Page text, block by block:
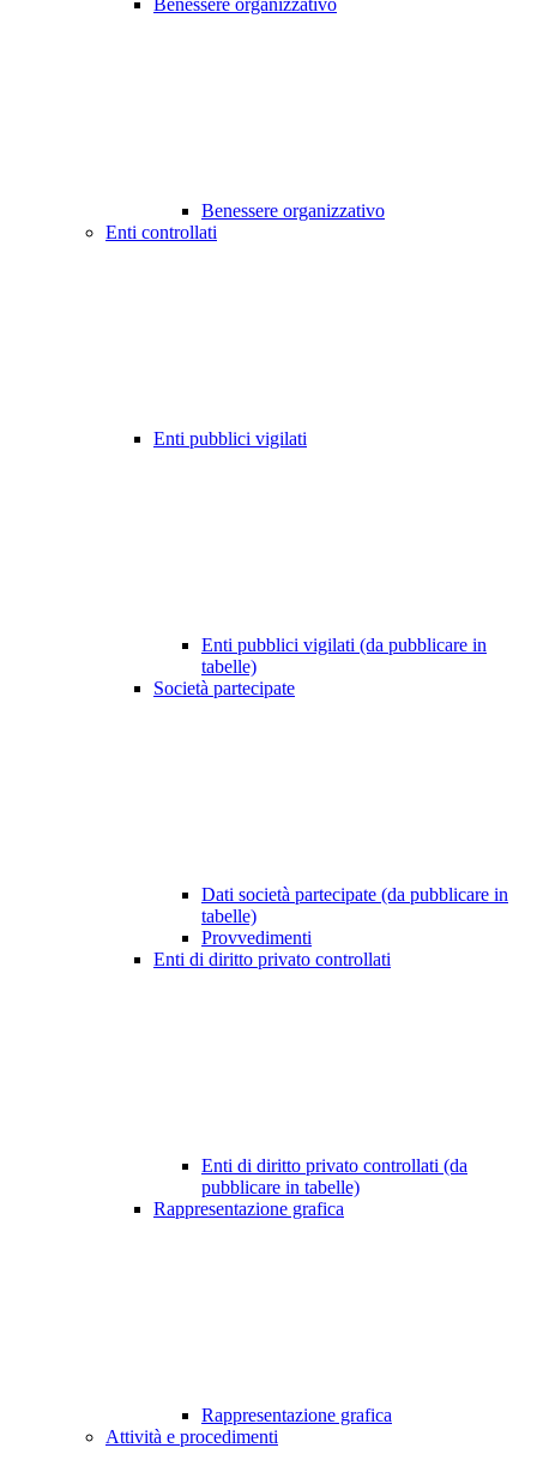
Benessere organizzativo
Benessere organizzativo
Enti controllati
Enti pubblici vigilati
Enti pubblici vigilati (da pubblicare in
tabelle)
Società partecipate
Dati società partecipate (da pubblicare in
tabelle)
Provvedimenti
Enti di diritto privato controllati
Enti di diritto privato controllati (da
pubblicare in tabelle)
Rappresentazione grafica
Rappresentazione grafica
Attività e procedimenti